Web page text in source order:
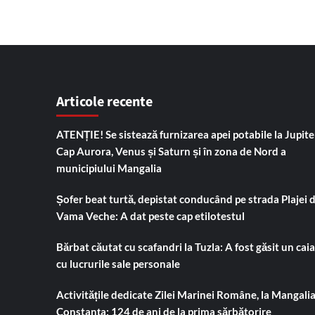
Articole recente
ATENȚIE! Se sistează furnizarea apei potabile la
Cap Aurora, Venus și Saturn și în zona de Nord a
municipiului Mangalia
Șofer beat turtă, depistat conducând pe strada Plajei
Vama Veche: A dat peste cap etilotestul
Bărbat căutat cu scafandri la Tuzla: A fost găsit un
cu lucrurile sale personale
Activitățile dedicate Zilei Marinei Române, la
Constanța: 124 de ani de la prima sărbătorire